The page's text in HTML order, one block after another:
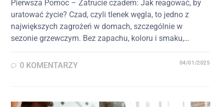
Pierwsza Pomoc – Zatrucie czadem: Jak reagować, by
uratować życie? Czad, czyli tlenek węgla, to jedno z
największych zagrożeń w domach, szczególnie w
sezonie grzewczym. Bez zapachu, koloru i smaku,…
0 KOMENTARZY 04/01/2025